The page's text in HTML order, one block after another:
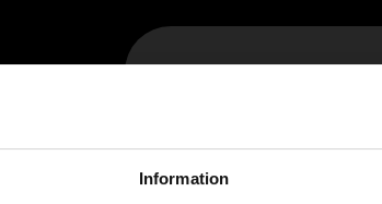
Information
Total
Professionellt
dialog löpande.
utförde och att